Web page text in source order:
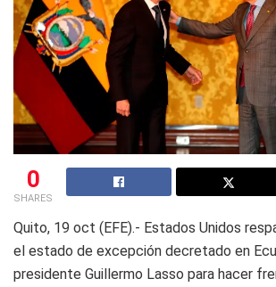
0
SHARES
Quito, 19 oct (EFE).- Estados Unidos
el estado de excepción decretado en
presidente Guillermo Lasso para hacer